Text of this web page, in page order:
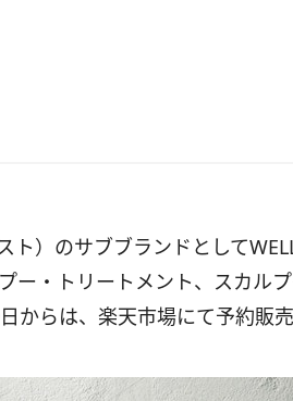
ト）のサブブランドとして
ー・トリートメント、スカル
からは、楽天市場にて予約販